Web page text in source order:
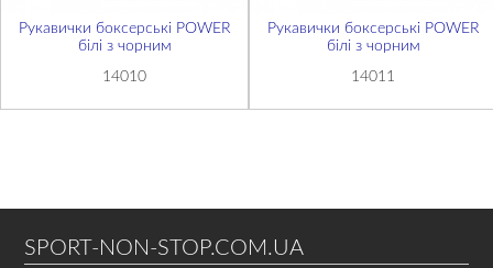
Рукавички боксерські POWER
білі з чорним
14010
Рукавички боксерські POWER
білі з чорним
14011
SPORT-NON-STOP.COM.UA